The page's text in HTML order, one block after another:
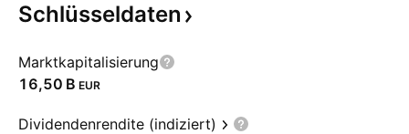
Schlüsseldaten
Marktkapitalisierung
‪16,50 B‬ EUR
Dividendenrendite (indiziert)